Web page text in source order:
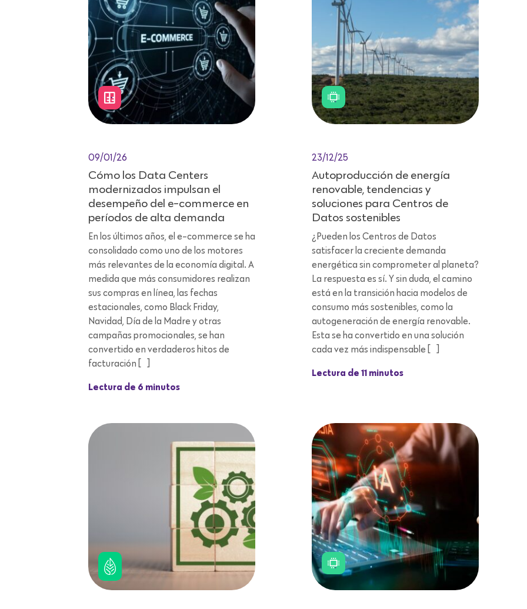
09/01/26
Cómo los Data Centers
modernizados impulsan el
desempeño del e-commerce en
períodos de alta demanda
En los últimos años, el e-commerce se ha
consolidado como uno de los motores
más relevantes de la economía digital. A
medida que más consumidores realizan
sus compras en línea, las fechas
estacionales, como Black Friday,
Navidad, Día de la Madre y otras
campañas promocionales, se han
convertido en verdaderos hitos de
facturación […]
Lectura de 6 minutos
23/12/25
Autoproducción de energía
renovable, tendencias y
soluciones para Centros de
Datos sostenibles
¿Pueden los Centros de Datos
satisfacer la creciente demanda
energética sin comprometer al planeta?
La respuesta es sí. Y sin duda, el camino
está en la transición hacia modelos de
consumo más sostenibles, como la
autogeneración de energía renovable.
Esta se ha convertido en una solución
cada vez más indispensable […]
Lectura de 11 minutos